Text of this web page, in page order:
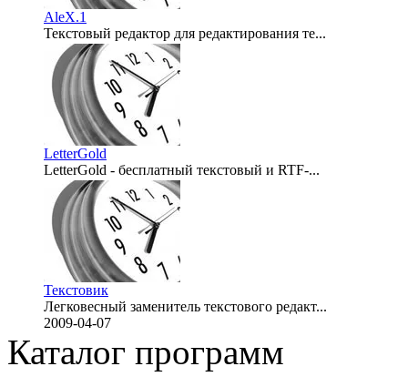
AleX.1
Текстовый редактор для редактирования те...
2009-04-29
LetterGold
LetterGold - бесплатный текстовый и RTF-...
2009-04-17
Текстовик
Легковесный заменитель текстового редакт...
2009-04-07
Каталог программ